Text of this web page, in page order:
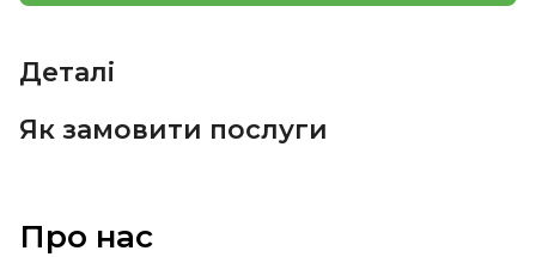
Про нас
Деталі
Як замовити послуги